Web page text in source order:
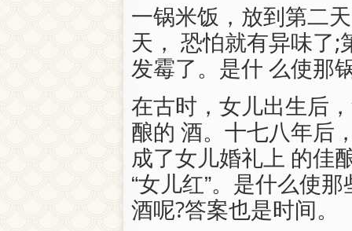
一锅米饭，放到第二
天， 恐怕就有异味了
发霉了。是什 么使那
在古时，女儿出生后
酿的 酒。十七八年后
成了女儿婚礼上 的佳
“女儿红”。是什么使
酒呢?答案也是时间。